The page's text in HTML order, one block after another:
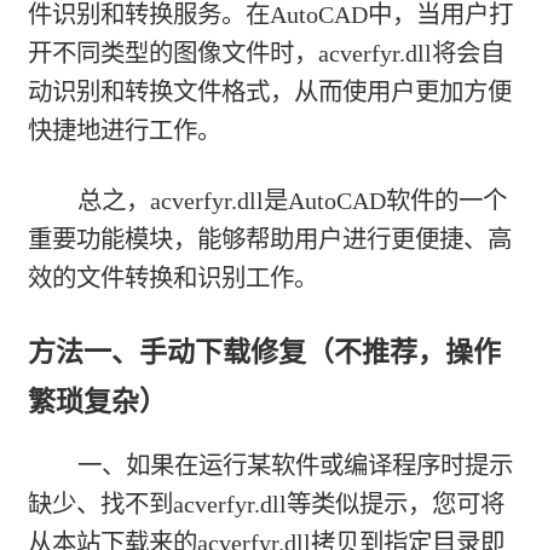
件识别和转换服务。在AutoCAD中，当用户打
开不同类型的图像文件时，acverfyr.dll将会自
动识别和转换文件格式，从而使用户更加方便
快捷地进行工作。
总之，acverfyr.dll是AutoCAD软件的一个
重要功能模块，能够帮助用户进行更便捷、高
效的文件转换和识别工作。
方法一、手动下载修复（不推荐，操作
繁琐复杂）
一、如果在运行某软件或编译程序时提示
缺少、找不到acverfyr.dll等类似提示，您可将
从本站下载来的acverfyr.dll拷贝到指定目录即